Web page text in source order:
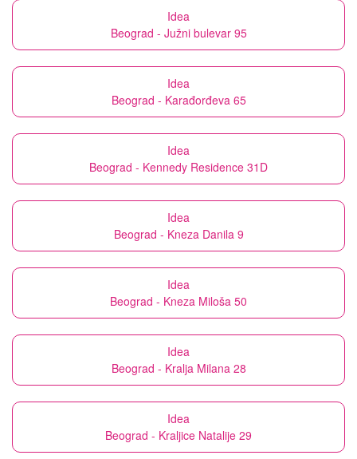
Idea
Beograd - Južni bulevar 95
Idea
Beograd - Karađorđeva 65
Idea
Beograd - Kennedy Residence 31D
Idea
Beograd - Kneza Danila 9
Idea
Beograd - Kneza Miloša 50
Idea
Beograd - Kralja Milana 28
Idea
Beograd - Kraljice Natalije 29